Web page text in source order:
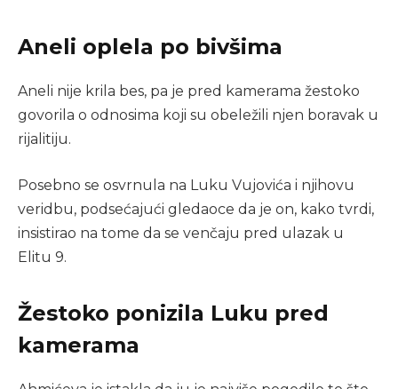
Aneli oplela po bivšima
Aneli nije krila bes, pa je pred kamerama žestoko
govorila o odnosima koji su obeležili njen boravak u
rijalitiju.
Posebno se osvrnula na Luku Vujovića i njihovu
veridbu, podsećajući gledaoce da je on, kako tvrdi,
insistirao na tome da se venčaju pred ulazak u
Elitu 9.
Žestoko ponizila Luku pred
kamerama